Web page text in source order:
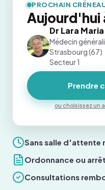
Sans salle d'attente
Ordonnance ou
Consultations
PROCHAIN
Aujourd'hui
Dr Lara
Médecin
Strasbourg (67)
Secteur 1
Prendre
ou choisissez un